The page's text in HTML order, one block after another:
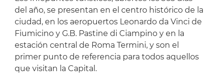
del año, se presentan en el centro histórico de la
ciudad, en los aeropuertos Leonardo da Vinci de
Fiumicino y G.B. Pastine di Ciampino y en la
estación central de Roma Termini, y son el
primer punto de referencia para todos aquellos
que visitan la Capital.